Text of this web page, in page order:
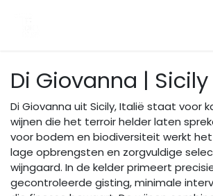
Di Giovanna |
Di Giovanna uit Sicily, Italië staat voor
wijnen die het terroir helder laten
voor bodem en biodiversiteit werkt
lage opbrengsten en zorgvuldige
wijngaard. In de kelder primeert
gecontroleerde gisting, minimale